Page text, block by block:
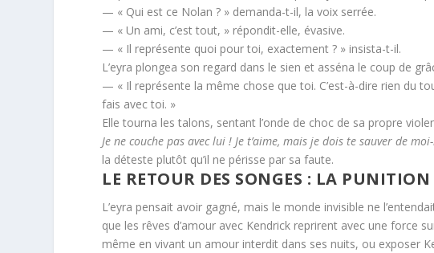
— « Qui est ce Nolan ? » demanda-t-il, la voix serrée.
— « Un ami, c’est tout, » répondit-elle, évasive.
— « Il représente quoi pour toi, exactement ? » insista-t-il.
L’eyra plongea son regard dans le sien et asséna le coup de
— « Il représente la même chose que toi. C’est-à-dire rien du
fais avec toi. »
Elle tourna les talons, sentant l’onde de choc de sa propre
Je ne couche pas avec lui ! Je t’aime, mais je dois te sauver de
la déteste plutôt qu’il ne périsse par sa faute.
LE RETOUR DES SONGES : LA PUNITION
L’eyra pensait avoir gagné, mais le monde invisible ne
que les rêves d’amour avec Kendrick reprirent avec une force
même en vivant un amour interdit dans ses nuits, ou exposer